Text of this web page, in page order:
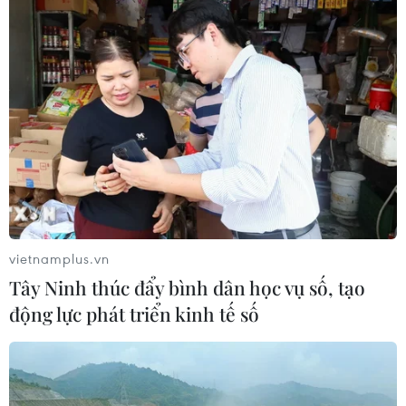
NAPAS và KiotViet hợp tác mở rộng
hệ sinh thái thanh toán VietQR
06/08/2026 14:03
BIDV chốt ngày chia 498 triệu cổ
phiếu, tăng vốn điều lệ lên 77.783 tỷ
đồng
06/08/2026 13:42
Hướng tới mục tiêu quy mô dự trữ
06/08/2026 10:23
vietnamplus.vn
Tây Ninh thúc đẩy bình dân học vụ số, tạo
động lực phát triển kinh tế số